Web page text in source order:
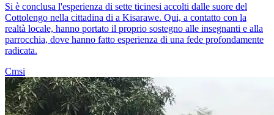
Si è conclusa l'esperienza di sette ticinesi accolti dalle suore del
Cottolengo nella cittadina di a Kisarawe. Qui, a contatto con la
realtà locale, hanno portato il proprio sostegno alle insegnanti e alla
parrocchia, dove hanno fatto esperienza di una fede profondamente
radicata.
Cmsi